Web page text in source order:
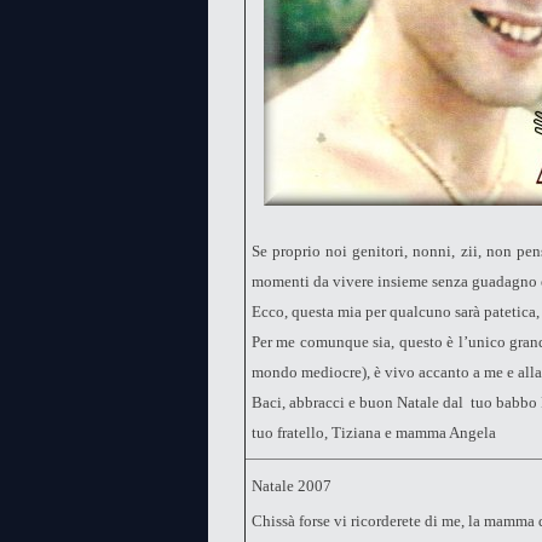
Se proprio noi genitori, nonni, zii, non
momenti da vivere insieme senza guadagno
Ecco, questa mia per qualcuno sarà
Per me comunque sia, questo è l’unico
mondo mediocre), è vivo accanto a me e
Baci, abbracci e buon Natale dal tuo babbo
tuo fratello, Tiziana e mamma Angela
Natale 2007
Chissà forse vi ricorderete di me, la